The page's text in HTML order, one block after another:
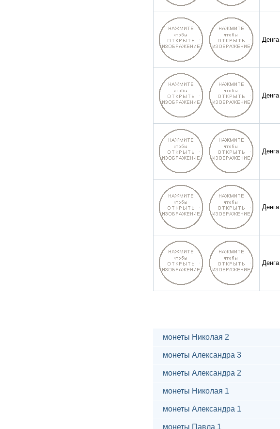
Денга
Денга
Денга
Денга
Денга
монеты Николая 2
монеты Александра 3
монеты Александра 2
монеты Николая 1
монеты Александра 1
монеты Павла 1